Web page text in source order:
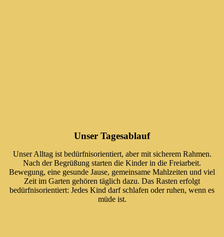
Unser Tagesablauf
Unser Alltag ist bedürfnisorientiert, aber mit sicherem Rahmen.
Nach der Begrüßung starten die Kinder in die Freiarbeit.
Bewegung, eine gesunde Jause, gemeinsame Mahlzeiten und viel
Zeit im Garten gehören täglich dazu. Das Rasten erfolgt
bedürfnisorientiert: Jedes Kind darf schlafen oder ruhen, wenn es
müde ist.